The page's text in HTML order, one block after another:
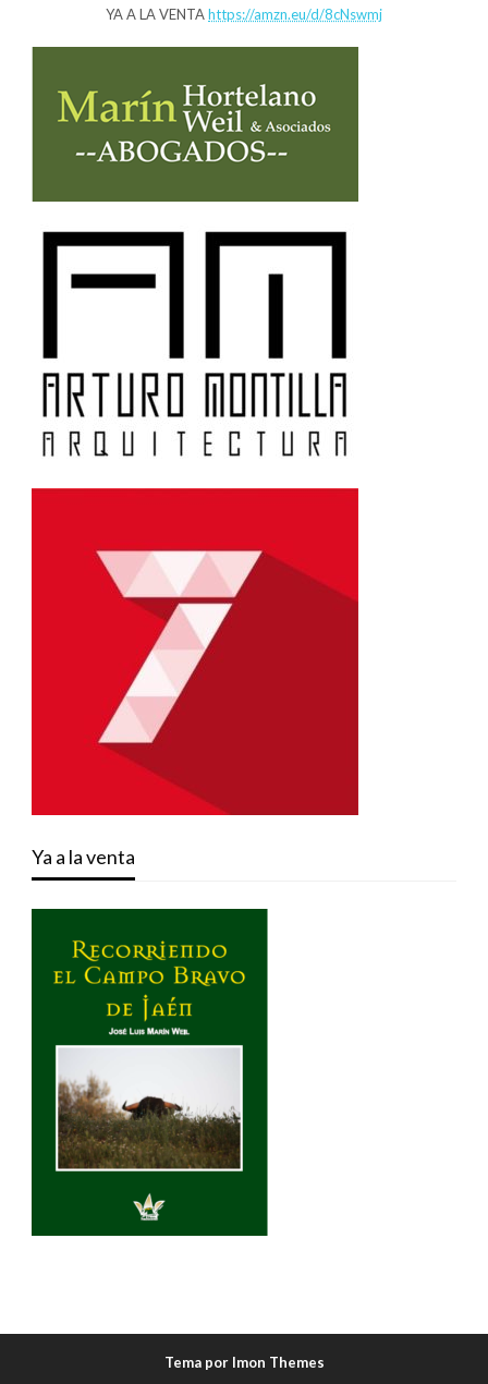
YA A LA VENTAhttps://amzn.eu/d/8cNswmj
Ya a la venta
Tema por Imon Themes